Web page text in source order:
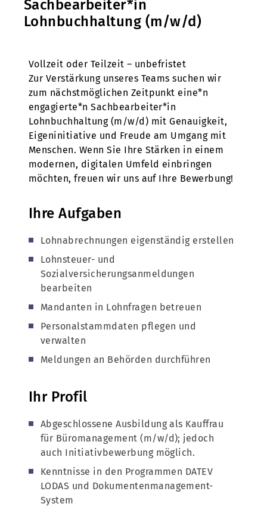
Sachbearbeiter*in
Lohnbuchhaltung (m/w/d)
Vollzeit oder Teilzeit – unbefristet
Zur Verstärkung unseres Teams suchen wir
zum nächstmöglichen Zeitpunkt eine*n
engagierte*n Sachbearbeiter*in
Lohnbuchhaltung (m/w/d) mit Genauigkeit,
Eigeninitiative und Freude am Umgang mit
Menschen. Wenn Sie Ihre Stärken in einem
modernen, digitalen Umfeld einbringen
möchten, freuen wir uns auf Ihre Bewerbung!
Ihre Aufgaben
Lohnabrechnungen eigenständig erstellen
Lohnsteuer- und
Sozialversicherungsanmeldungen
bearbeiten
Mandanten in Lohnfragen betreuen
Personalstammdaten pflegen und
verwalten
Meldungen an Behörden durchführen
Ihr Profil
Abgeschlossene Ausbildung als Kauffrau
für Büromanagement (m/w/d); jedoch
auch Initiativbewerbung möglich.
Kenntnisse in den Programmen DATEV
LODAS und Dokumentenmanagement-
System